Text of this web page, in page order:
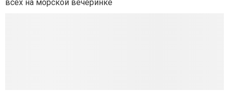
всех на морской вечеринке